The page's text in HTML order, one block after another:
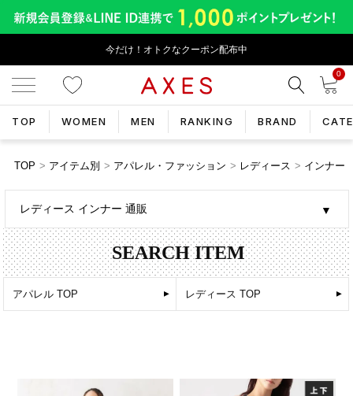
今だけ！オトクなクーポン配布中
0
TOP WOMEN MEN RANKING BRAND
TOP アイテム別 アパレル・ファッション レディース インナー
レディース インナー 通販
SEARCH ITEM
アパレル TOP レディース TOP